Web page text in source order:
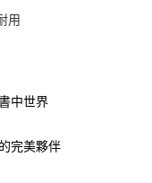
即使用無須另外申請。
截止日，確認付款後即完
確認頁面所載為準。
未通過，訂單將自動取
付你分期系統評分，恕無
付方式。 讓您購物簡單
用
中世界
完美夥伴